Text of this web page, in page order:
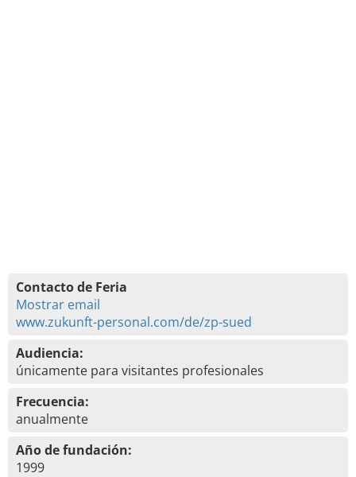
Contacto de Feria
Mostrar email
www.zukunft-personal.com/de/zp-sued
Audiencia:
únicamente para visitantes profesionales
Frecuencia:
anualmente
Año de fundación:
1999